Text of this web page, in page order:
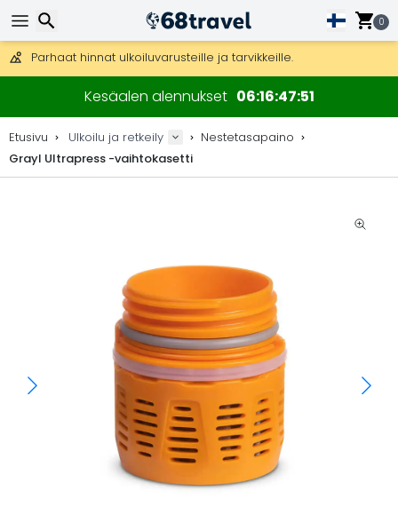
0
Mahdollisuus lähettää DHL Express -lähetyksenä (toimitus 24
30 päivää palautukseen, 90 päivää puukarttoihin ja koristeisiin.
Parhaat hinnat ulkoiluvarusteille ja tarvikkeille.
Kesäalen alennukset 06164751
Etusivu Ulkoilu ja retkeily
Nestetasapaino
Grayl Ultrapress -vaihtokasetti